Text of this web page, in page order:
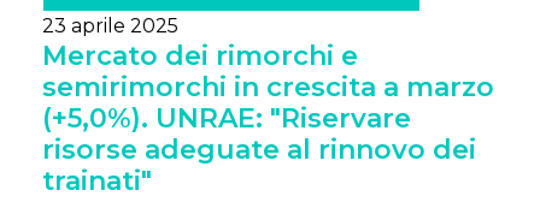
23 aprile 2025
Mercato dei rimorchi e
semirimorchi in crescita a marzo
(+5,0%). UNRAE: "Riservare
risorse adeguate al rinnovo dei
trainati"